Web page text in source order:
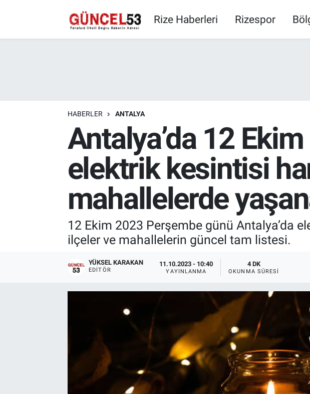
Rize Haberleri Rizespor
HABERLER ANTALYA
Antalya’da 12
elektrik kesintisi
mahallelerde
12 Ekim 2023 Perşembe günü Antalya’da
ilçeler ve mahallelerin güncel tam listesi.
YÜKSEL KARAKAN
EDITÖR
11.10.2023 - 10:40
YAYINLANMA
4 DK
OKUNMA SÜRESI